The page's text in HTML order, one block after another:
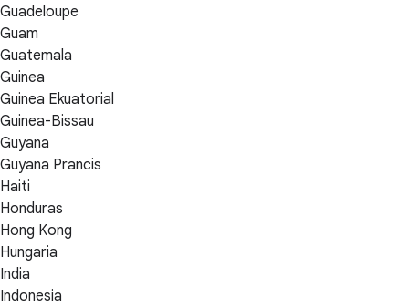
Guadeloupe
Guam
Guatemala
Guinea
Guinea Ekuatorial
Guinea-Bissau
Guyana
Guyana Prancis
Haiti
Honduras
Hong Kong
Hungaria
India
Indonesia